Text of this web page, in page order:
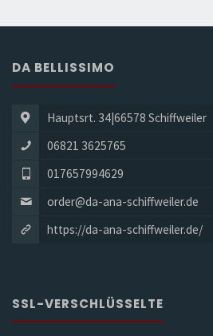
DA BELLISSIMO
Hauptsrt. 34|66578 Schiffweiler
06821 3625765
017657994629
order@da-ana-schiffweiler.de
https://da-ana-schiffweiler.de/
SSL-VERSCHLÜSSELTE